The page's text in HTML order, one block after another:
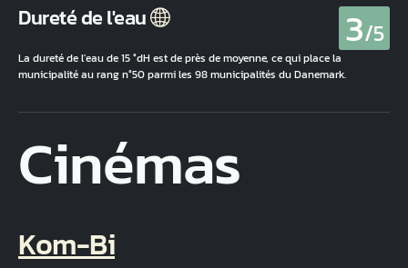
Dureté de l'eau 3/5
La dureté de l'eau de 15 °dH est de près de moyenne, ce qui place la
municipalité au rang n°50 parmi les 98 municipalités du Danemark.
Cinémas
Kom-Bi